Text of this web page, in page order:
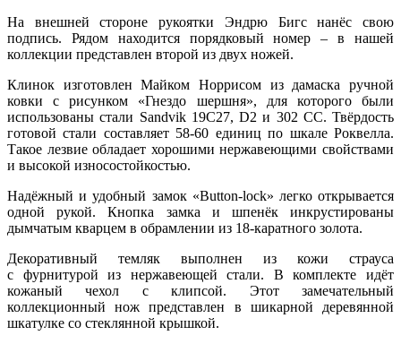
На внешней стороне рукоятки Эндрю Бигс нанёс свою
подпись. Рядом находится порядковый номер – в нашей
коллекции представлен второй из двух ножей.
Клинок изготовлен Майком Норрисом из дамаска ручной
ковки с рисунком «Гнездо шершня», для которого были
использованы стали Sandvik 19C27, D2 и 302 СС. Твёрдость
готовой стали составляет 58-60 единиц по шкале Роквелла.
Такое лезвие обладает хорошими нержавеющими свойствами
и высокой износостойкостью.
Надёжный и удобный замок «Button-lock» легко открывается
одной рукой. Кнопка замка и шпенёк инкрустированы
дымчатым кварцем в обрамлении из 18-каратного золота.
Декоративный темляк выполнен из кожи страуса
с фурнитурой из нержавеющей стали. В комплекте идёт
кожаный чехол с клипсой. Этот замечательный
коллекционный нож представлен в шикарной деревянной
шкатулке со стеклянной крышкой.